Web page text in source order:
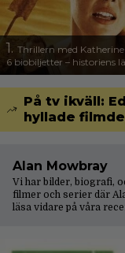
1. Thrillern med Katherine
6 biobiljetter – historiens
På tv ikväll:
hyllade
Alan Mowbray
Vi har bilder, biografi,
filmer och serier där
läsa vidare på våra